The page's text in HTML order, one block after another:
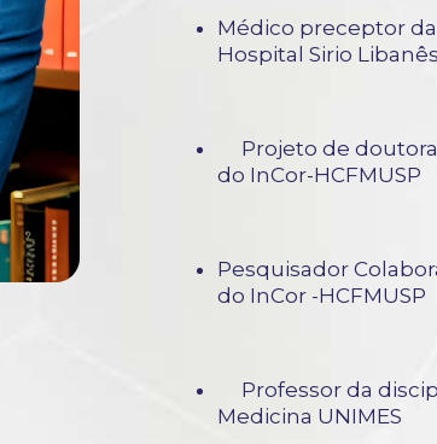
Médico preceptor
Hospital Sirio
Projeto de
do InCor-HCFMUSP
Pesquisador
do InCor -HCFMUSP
Professor da
Medicina UNIMES